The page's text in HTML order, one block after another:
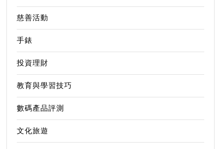
慈善活動
手錶
投資理財
教育與學習技巧
數碼產品評測
文化旅遊